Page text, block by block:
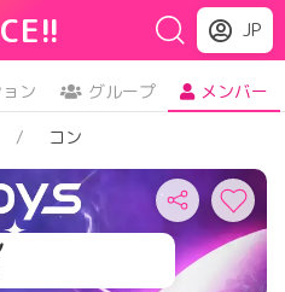
JP
ン グループ
メンバー
コン